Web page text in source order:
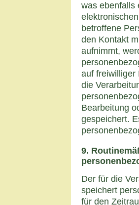
was ebenfalls
betroffene
den Kontakt
aufnimmt,
auf freiwilliger
die
Bearbeitung
gespeichert.
9.
Der für die
speichert
für den